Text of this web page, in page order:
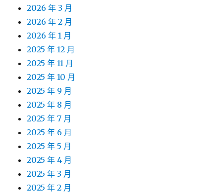
2026 年 3 月
2026 年 2 月
2026 年 1 月
2025 年 12 月
2025 年 11 月
2025 年 10 月
2025 年 9 月
2025 年 8 月
2025 年 7 月
2025 年 6 月
2025 年 5 月
2025 年 4 月
2025 年 3 月
2025 年 2 月